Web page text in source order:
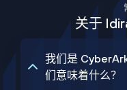
关于
我们是
们意味着什么？